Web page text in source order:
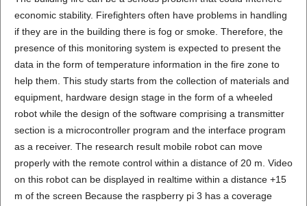
economic stability. Firefighters often have problems in handling
if they are in the building there is fog or smoke. Therefore, the
presence of this monitoring system is expected to present the
data in the form of temperature information in the fire zone to
help them. This study starts from the collection of materials and
equipment, hardware design stage in the form of a wheeled
robot while the design of the software comprising a transmitter
section is a microcontroller program and the interface program
as a receiver. The research result mobile robot can move
properly with the remote control within a distance of 20 m. Video
on this robot can be displayed in realtime within a distance +15
m of the screen Because the raspberry pi 3 has a coverage